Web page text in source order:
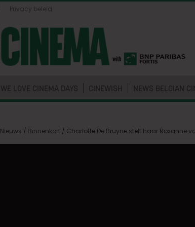
Privacy beleid
WE LOVE CINEMA DAYS CINEWISH NEWS BELGIAN
Nieuws / Binnenkort / Charlotte De Bruyne stelt haar Roxanne